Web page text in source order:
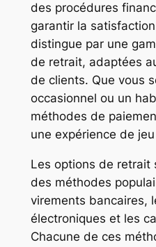
des procédures
garantir la
distingue par une
de retrait, adaptées
de clients. Que vous
occasionnel ou un
méthodes de
une expérience de
Les options de retrait
des méthodes
virements bancaires,
électroniques et les
Chacune de ces